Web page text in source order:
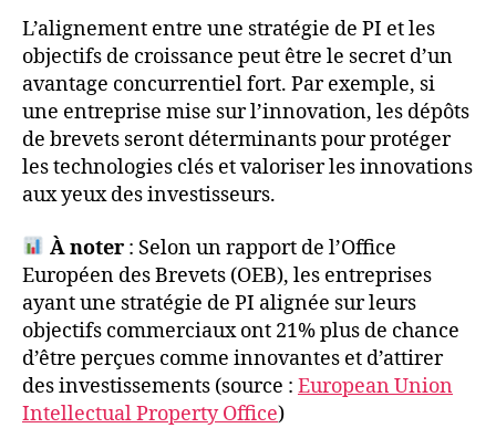
L’alignement entre une stratégie de PI et les
objectifs de croissance peut être le secret d’un
avantage concurrentiel fort. Par exemple, si
une entreprise mise sur l’innovation, les dépôts
de brevets seront déterminants pour protéger
les technologies clés et valoriser les innovations
aux yeux des investisseurs.
À noter: Selon un rapport de l’Office
Européen des Brevets (OEB), les entreprises
ayant une stratégie de PI alignée sur leurs
objectifs commerciaux ont 21% plus de chance
d’être perçues comme innovantes et d’attirer
des investissements (source : European Union
Intellectual Property Office)